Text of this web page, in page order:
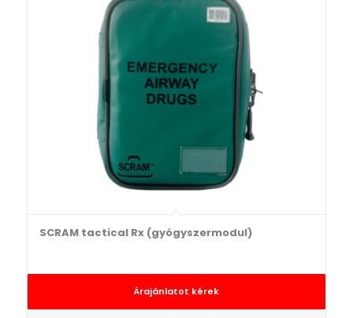
SCRAM tactical Rx (gyógyszermodul)
Árajánlatot kérek